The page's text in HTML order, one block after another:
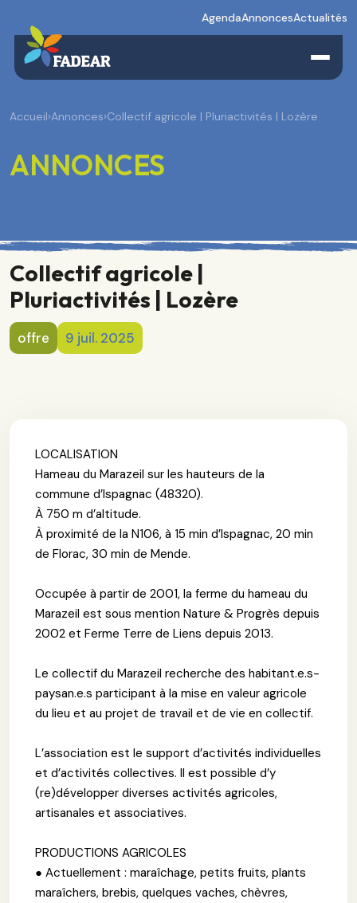
AgendaAnnoncesActualités
Accueil›Annonces›Collectif agricole | Pluriactivités | Lozère
ANNONCES
Collectif agricole |
Pluriactivités | Lozère
offre 9 juil. 2025
LOCALISATION
Hameau du Marazeil sur les hauteurs de la
commune d’Ispagnac (48320).
À 750 m d’altitude.
À proximité de la N106, à 15 min d’Ispagnac, 20 min
de Florac, 30 min de Mende.
Occupée à partir de 2001, la ferme du hameau du
Marazeil est sous mention Nature & Progrès depuis
2002 et Ferme Terre de Liens depuis 2013.
Le collectif du Marazeil recherche des habitant.e.s-
paysan.e.s participant à la mise en valeur agricole
du lieu et au projet de travail et de vie en collectif.
L’association est le support d’activités individuelles
et d’activités collectives. Il est possible d’y
(re)développer diverses activités agricoles,
artisanales et associatives.
PRODUCTIONS AGRICOLES
● Actuellement : maraîchage, petits fruits, plants
maraîchers, brebis, quelques vaches, chèvres,